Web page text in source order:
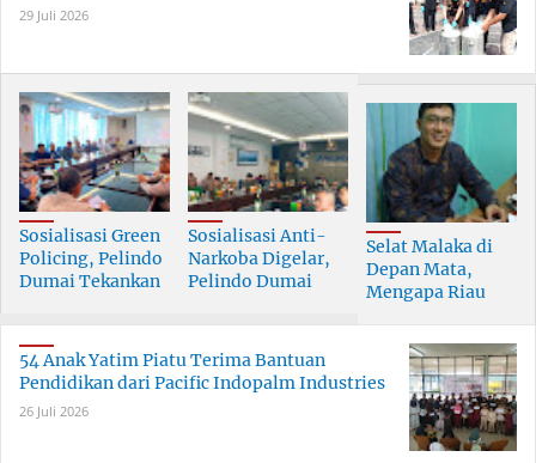
29 Juli 2026
Sosialisasi Green
Policing, Pelindo
Dumai Tekankan
Bersama
Sosialisasi Anti-
Narkoba Digelar,
Pelindo Dumai
Berkualitas
Selat Malaka di
Depan Mata,
Mengapa Riau
54 Anak Yatim Piatu Terima Bantuan
Pendidikan dari Pacific Indopalm Industries
26 Juli 2026